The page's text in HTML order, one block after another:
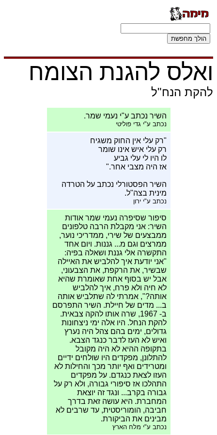
ואלס להגנת הצומח
להקת הנח"ל
השיר נכתב ע"י נעמי שמר.
נכתב ע"י גדי פוליטי
"רק עלי אין החוק משגיח
רק עלי איש אינו שומר
לו היו לי עלי גביע
אז היה מצבי אחר."
השיר הפסטורלי נכתב על הטרדה
מינית בצה"ל.
נכתב ע"י ירון
סיפור שסיפרה נעמי שמר אודות
השיר: אני מקבלת הרבה טלפונים
ממבצעים של שירי, ממדריכי נוער,
ממרצים וגם מ... גננות. ויום אחד
התקשרה אלי גננת ושאלה בפיה:
"אני יודעת איך להלביש את האיילה
שבשיר, את הרקפת, את הצבעוני,
אבל יש בסוף אחת שאומרת שהיא
לא חיה ולא פרח, איך להלביש
אותה?", אמרתי לה שתלביש אותה
ב... מדים של חיילת. השיר התפרסם
ב- 1967, שרה אותו להקה צבאית.
להקת הנחל. היו אלה ימי ניצחונות
גדולים, ימים בהם צהל היה נערץ
ואיש לא העז לדבר כנגד הצבא.
בתקופה ההיא לא היה מקובל
להתלונן, מפקדים היו שולחים ידיים
ומטרידים ואף יותר מכך והחילות לא
העזו לצאת כנגדם. על מפקדים
התהלכו אז סיפורי גבורה, ולא רק על
גבורה בקרב... ונגד זה יוצאת
המחברת. היא עושה זאת בדרך
חביבה, הומוריסטית, עד שרבים לא
מבינים את הביקורת.
נכתב ע"י מלח הארץ